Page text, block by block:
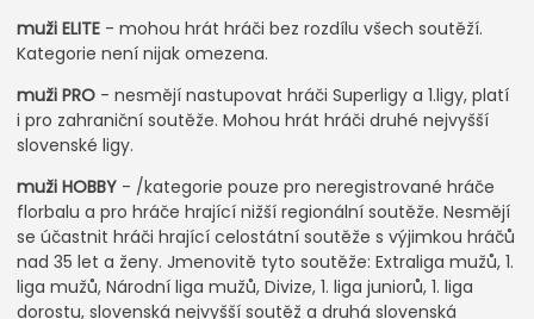
muži ELITE - mohou hrát hráči bez rozdílu všech soutěží.
Kategorie není nijak omezena.
muži PRO - nesmějí nastupovat hráči Superligy a 1.ligy, platí
i pro zahraniční soutěže. Mohou hrát hráči druhé nejvyšší
slovenské ligy.
muži HOBBY - /kategorie pouze pro neregistrované hráče
florbalu a pro hráče hrající nižší regionální soutěže. Nesmějí
se účastnit hráči hrající celostátní soutěže s výjimkou hráčů
nad 35 let a ženy. Jmenovitě tyto soutěže: Extraliga mužů, 1.
liga mužů, Národní liga mužů, Divize, 1. liga juniorů, 1. liga
dorostu, slovenská nejvyšší soutěž a druhá slovenská